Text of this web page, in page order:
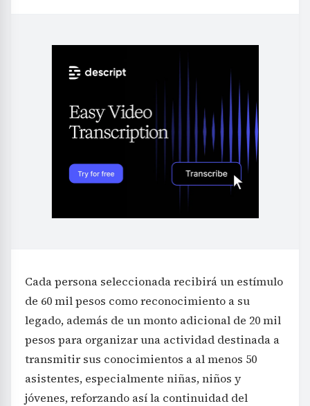
Cada persona seleccionada recibirá un estímulo
de 60 mil pesos como reconocimiento a su
legado, además de un monto adicional de 20 mil
pesos para organizar una actividad destinada a
transmitir sus conocimientos a al menos 50
asistentes, especialmente niñas, niños y
jóvenes, reforzando así la continuidad del